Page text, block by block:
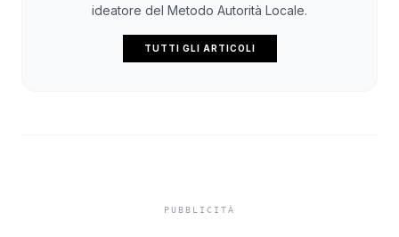
ideatore del Metodo Autorità Locale.
TUTTI GLI ARTICOLI